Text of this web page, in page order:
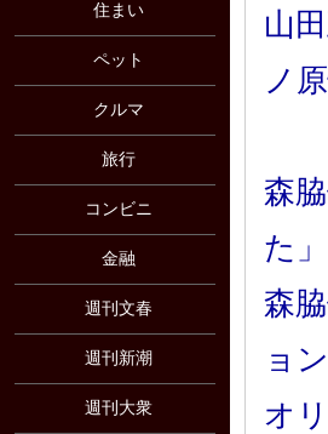
山
ノ
森
た
森
ョ
オ
住まい
ペット
クルマ
旅行
コンビニ
金融
週刊文春
週刊新潮
週刊大衆